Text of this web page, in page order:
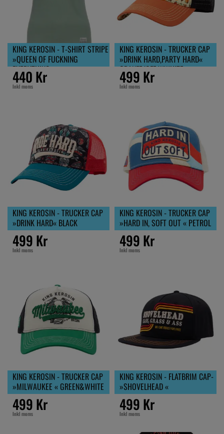
KING KEROSIN - T-SHIRT STRIPE
»QUEEN OF FUCKNING
EVERYTHING«
440 Kr
Inkl moms
KING KEROSIN - TRUCKER CAP
»DRINK HARD,PARTY HARD«
ORANFE/OFF WWHITE
499 Kr
Inkl moms
KING KEROSIN - TRUCKER CAP
»DRINK HARD« BLACK
499 Kr
Inkl moms
KING KEROSIN - TRUCKER CAP
»HARD IN, SOFT OUT « PETROL
499 Kr
Inkl moms
KING KEROSIN - TRUCKER CAP
»MILWAUKEE « GREEN&WHITE
499 Kr
Inkl moms
KING KEROSIN - FLATBRIM CAP-
»SHOVELHEAD «
499 Kr
Inkl moms